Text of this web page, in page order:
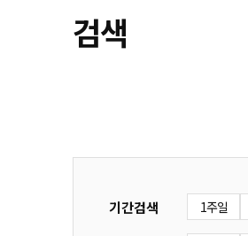
검색
기간검색 1주일